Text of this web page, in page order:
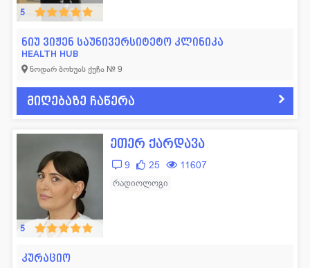
5
ნიუ ვიჟენ საუნივერსიტეტო კლინიკა
HEALTH HUB
ნოდარ ბოხუას ქუჩა № 9
მიღებაზე ჩაწერა
5
ეთერ ქარდავა
9 25 11607
რადიოლოგი
კურაციო